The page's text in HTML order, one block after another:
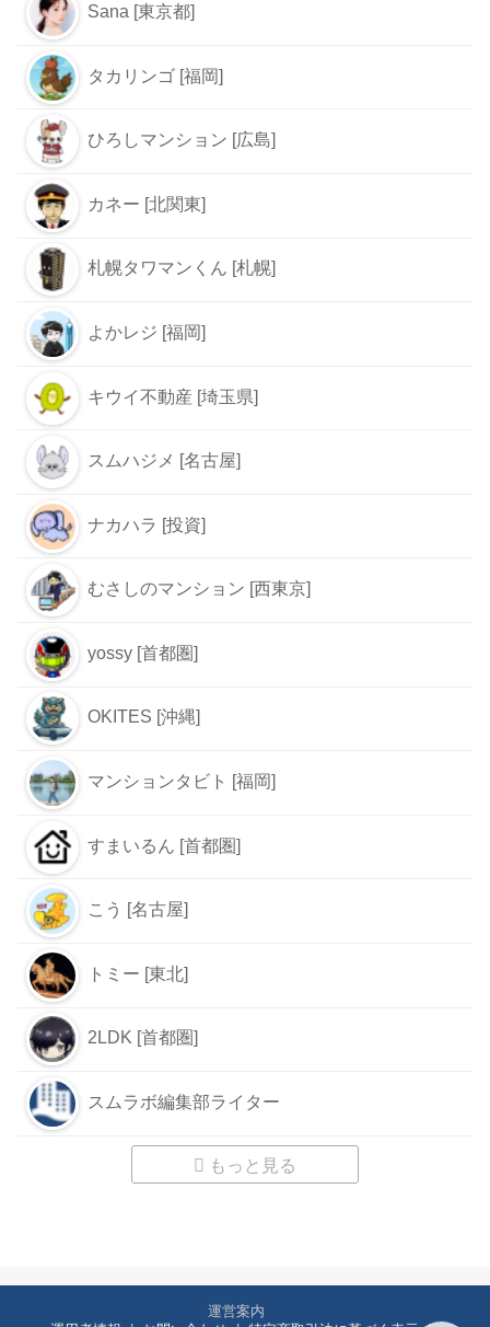
Sana [東京都]
タカリンゴ [福岡]
ひろしマンション [広島]
カネー [北関東]
札幌タワマンくん [札幌]
よかレジ [福岡]
キウイ不動産 [埼玉県]
スムハジメ [名古屋]
ナカハラ [投資]
むさしのマンション [西東京]
yossy [首都圏]
OKITES [沖縄]
マンションタビト [福岡]
すまいるん [首都圏]
こう [名古屋]
トミー [東北]
2LDK [首都圏]
スムラボ編集部ライター
もっと見る
運営案内